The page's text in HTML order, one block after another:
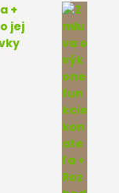
+
jej